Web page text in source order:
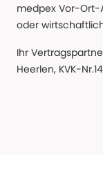
medpex Vor-
oder
Ihr
Heerlen, KVK-